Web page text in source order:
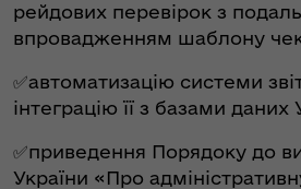
рейдових перевірок з
впровадженням шаблону
✅автоматизацію системи
інтеграцію її з базами
✅приведення Порядоку до
України «Про